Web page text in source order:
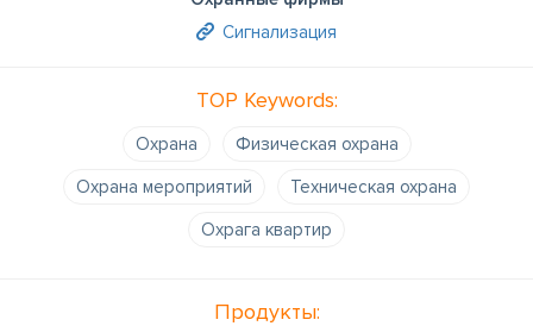
Сигнализация
TOP Keywords:
Охрана
Физическая охрана
Охрана мероприятий
Техническая охрана
Охрага квартир
Продукты: